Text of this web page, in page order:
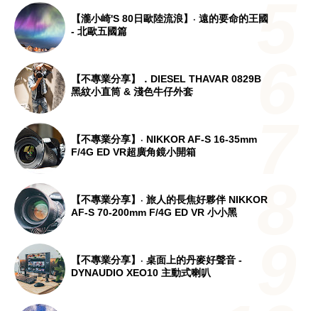
【瀧小崎's 80日歐陸流浪】‧ 遠的要命的王國
- 北歐五國篇
【不專業分享】．DIESEL THAVAR 0829B
黑紋小直筒 & 淺色牛仔外套
【不專業分享】‧ NIKKOR AF-S 16-35mm
F/4G ED VR超廣角鏡小開箱
【不專業分享】‧ 旅人的長焦好夥伴 NIKKOR
AF-S 70-200mm F/4G ED VR 小小黑
【不專業分享】‧ 桌面上的丹麥好聲音 -
DYNAUDIO XEO10 主動式喇叭